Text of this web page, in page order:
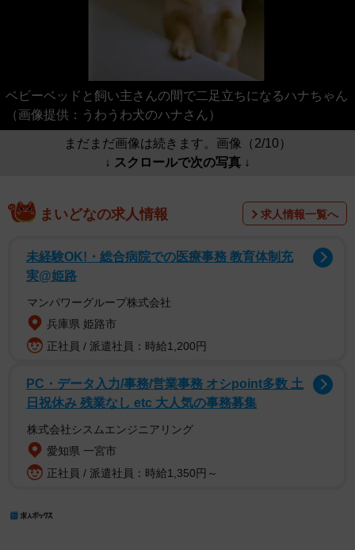
ベビーベッドと飼い主さんの間で二足立ちになるハナちゃん
（画像提供：うわうわ犬のハナさん）
まだまだ画像は続きます。画像（2/10）
↓ スクロールで次の写真 ↓
まいどなの求人情報 求人情報一覧へ
未経験OK!・総合病院での医療事務 教育体制充
実@姫路
マンパワーグループ株式会社
兵庫県 姫路市
正社員 / 派遣社員：時給1,200円
PC・データ入力/事務/営業事務 オシpoint多数 土
日祝休み 残業なし etc 大人気の事務募集
株式会社シスムエンジニアリング
愛知県 一宮市
正社員 / 派遣社員：時給1,350円～